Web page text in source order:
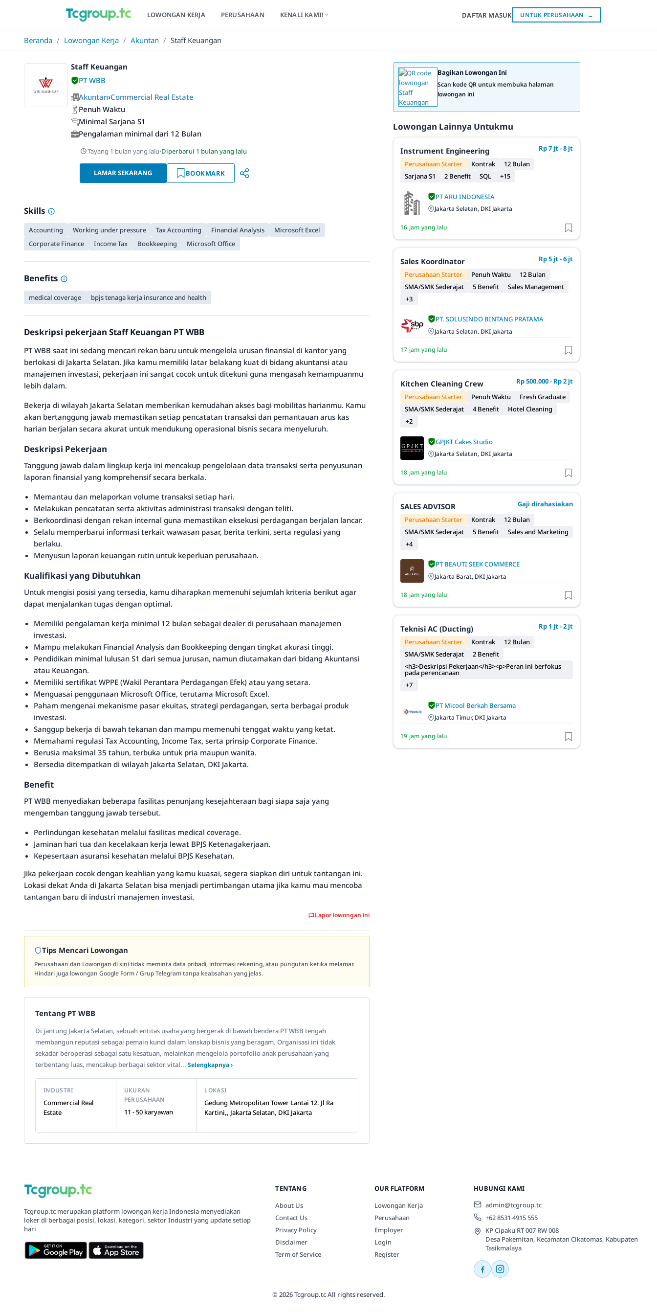
LOWONGAN KERJA PERUSAHAAN KENALI KAMI! DAFTAR MASUK UNTUK PERUSAHAAN →
Beranda / Lowongan Kerja / Akuntan / Staff Keuangan
Staff Keuangan
PT WBB
Akuntan›Commercial Real Estate
Penuh Waktu
Minimal Sarjana S1
Pengalaman minimal dari 12 Bulan
Tayang 1 bulan yang lalu·Diperbarui 1 bulan yang lalu
LAMAR SEKARANG BOOKMARK
Skills
Accounting Working under pressure Tax Accounting Financial Analysis
Microsoft Excel
Corporate Finance
Income Tax Bookkeeping Microsoft Office
Benefits
medical coverage bpjs tenaga kerja insurance and health
Deskripsi pekerjaan Staff Keuangan PT WBB
PT WBB saat ini sedang mencari rekan baru untuk mengelola urusan finansial di kantor yang
berlokasi di Jakarta Selatan. Jika kamu memiliki latar belakang kuat di bidang akuntansi atau
manajemen investasi, pekerjaan ini sangat cocok untuk ditekuni guna mengasah kemampuanmu
lebih dalam.
Bekerja di wilayah Jakarta Selatan memberikan kemudahan akses bagi mobilitas harianmu. Kamu
akan bertanggung jawab memastikan setiap pencatatan transaksi dan pemantauan arus kas
harian berjalan secara akurat untuk mendukung operasional bisnis secara menyeluruh.
Deskripsi Pekerjaan
Tanggung jawab dalam lingkup kerja ini mencakup pengelolaan data transaksi serta penyusunan
laporan finansial yang komprehensif secara berkala.
Memantau dan melaporkan volume transaksi setiap hari.
Melakukan pencatatan serta aktivitas administrasi transaksi dengan teliti.
Berkoordinasi dengan rekan internal guna memastikan eksekusi perdagangan berjalan lancar.
Selalu memperbarui informasi terkait wawasan pasar, berita terkini, serta regulasi yang
berlaku.
Menyusun laporan keuangan rutin untuk keperluan perusahaan.
Kualifikasi yang Dibutuhkan
Untuk mengisi posisi yang tersedia, kamu diharapkan memenuhi sejumlah kriteria berikut agar
dapat menjalankan tugas dengan optimal.
Memiliki pengalaman kerja minimal 12 bulan sebagai dealer di perusahaan manajemen
investasi.
Mampu melakukan Financial Analysis dan Bookkeeping dengan tingkat akurasi tinggi.
Pendidikan minimal lulusan S1 dari semua jurusan, namun diutamakan dari bidang Akuntansi
atau Keuangan.
Memiliki sertifikat WPPE (Wakil Perantara Perdagangan Efek) atau yang setara.
Menguasai penggunaan Microsoft Office, terutama Microsoft Excel.
Paham mengenai mekanisme pasar ekuitas, strategi perdagangan, serta berbagai produk
investasi.
Sanggup bekerja di bawah tekanan dan mampu memenuhi tenggat waktu yang ketat.
Memahami regulasi Tax Accounting, Income Tax, serta prinsip Corporate Finance.
Berusia maksimal 35 tahun, terbuka untuk pria maupun wanita.
Bersedia ditempatkan di wilayah Jakarta Selatan, DKI Jakarta.
Benefit
PT WBB menyediakan beberapa fasilitas penunjang kesejahteraan bagi siapa saja yang
mengemban tanggung jawab tersebut.
Perlindungan kesehatan melalui fasilitas medical coverage.
Jaminan hari tua dan kecelakaan kerja lewat BPJS Ketenagakerjaan.
Kepesertaan asuransi kesehatan melalui BPJS Kesehatan.
Jika pekerjaan cocok dengan keahlian yang kamu kuasai, segera siapkan diri untuk tantangan ini.
Lokasi dekat Anda di Jakarta Selatan bisa menjadi pertimbangan utama jika kamu mau mencoba
tantangan baru di industri manajemen investasi.
Lapor lowongan ini
Tips Mencari Lowongan
Perusahaan dan Lowongan di sini tidak meminta data pribadi, informasi rekening, atau pungutan ketika melamar.
Hindari juga lowongan Google Form / Grup Telegram tanpa keabsahan yang jelas.
Tentang PT WBB
Di jantung Jakarta Selatan, sebuah entitas usaha yang bergerak di bawah bendera PT WBB tengah
membangun reputasi sebagai pemain kunci dalam lanskap bisnis yang beragam. Organisasi ini tidak
sekadar beroperasi sebagai satu kesatuan, melainkan mengelola portofolio anak perusahaan yang
terbentang luas, mencakup berbagai sektor vital... Selengkapnya ›
INDUSTRI
Commercial Real
Estate
UKURAN
PERUSAHAAN
11 - 50 karyawan
LOKASI
Gedung Metropolitan Tower Lantai 12. Jl Ra
Kartini,, Jakarta Selatan, DKI Jakarta
Bagikan Lowongan Ini
Scan kode QR untuk membuka halaman
lowongan ini
Lowongan Lainnya Untukmu
Instrument Engineering
Rp 7 jt - 8 jt
Perusahaan Starter
Kontrak
12 Bulan
Sarjana S1
2 Benefit SQL +15
PT ARU INDONESIA
Jakarta Selatan, DKI Jakarta
16 jam yang lalu
Sales Koordinator
Rp 5 jt - 6 jt
Perusahaan Starter
Penuh Waktu
12 Bulan
SMA/SMK Sederajat
5 Benefit
Sales Management
+3
PT. SOLUSINDO BINTANG PRATAMA
Jakarta Selatan, DKI Jakarta
17 jam yang lalu
Kitchen Cleaning Crew
Rp 500.000 - Rp 2 jt
Perusahaan Starter
Penuh Waktu
Fresh Graduate
SMA/SMK Sederajat
4 Benefit
Hotel Cleaning
+2
GPJKT Cakes Studio
Jakarta Selatan, DKI Jakarta
18 jam yang lalu
SALES ADVISOR
Gaji dirahasiakan
Perusahaan Starter
Kontrak
12 Bulan
SMA/SMK Sederajat
5 Benefit
Sales and Marketing
+4
PT BEAUTI SEEK COMMERCE
Jakarta Barat, DKI Jakarta
18 jam yang lalu
Teknisi AC (Ducting)
Rp 1 jt - 2 jt
Perusahaan Starter
Kontrak
12 Bulan
SMA/SMK Sederajat
2 Benefit
<h3>Deskripsi Pekerjaan</h3><p>Peran ini berfokus
pada perencanaan
+7
PT Micool Berkah Bersama
Jakarta Timur, DKI Jakarta
19 jam yang lalu
Tcgroup.tc merupakan platform lowongan kerja Indonesia menyediakan
loker di berbagai posisi, lokasi, kategori, sektor Industri yang update setiap
hari
TENTANG
About Us
Contact Us
Privacy Policy
Disclaimer
Term of Service
OUR FLATFORM
Lowongan Kerja
Perusahaan
Employer
Login
Register
HUBUNGI KAMI
admin@tcgroup.tc
+62 8531 4915 555
KP Cipaku RT 007 RW 008
Desa Pakemitan, Kecamatan Cikatomas, Kabupaten
Tasikmalaya
© 2026 Tcgroup.tc All rights reserved.